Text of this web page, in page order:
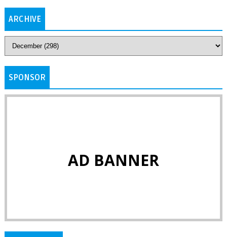
ARCHIVE
SPONSOR
AD BANNER